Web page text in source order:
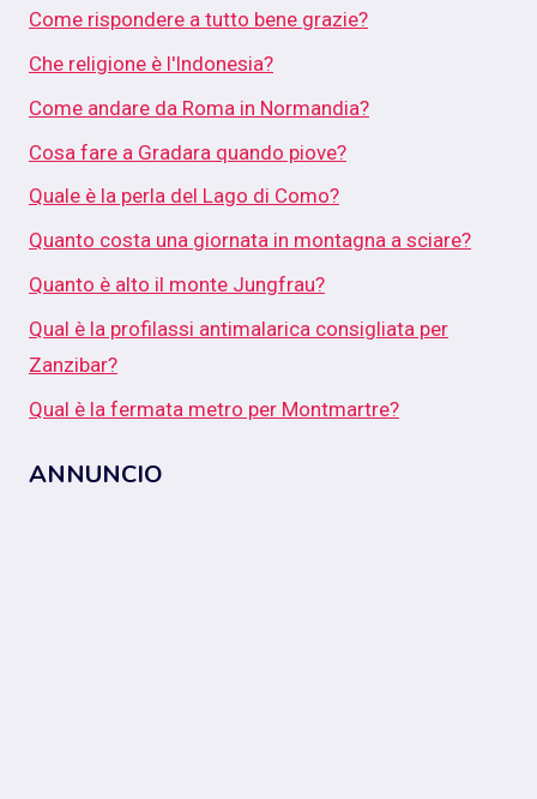
Come rispondere a tutto bene grazie?
Che religione è l'Indonesia?
Come andare da Roma in Normandia?
Cosa fare a Gradara quando piove?
Quale è la perla del Lago di Como?
Quanto costa una giornata in montagna a sciare?
Quanto è alto il monte Jungfrau?
Qual è la profilassi antimalarica consigliata per
Zanzibar?
Qual è la fermata metro per Montmartre?
ANNUNCIO